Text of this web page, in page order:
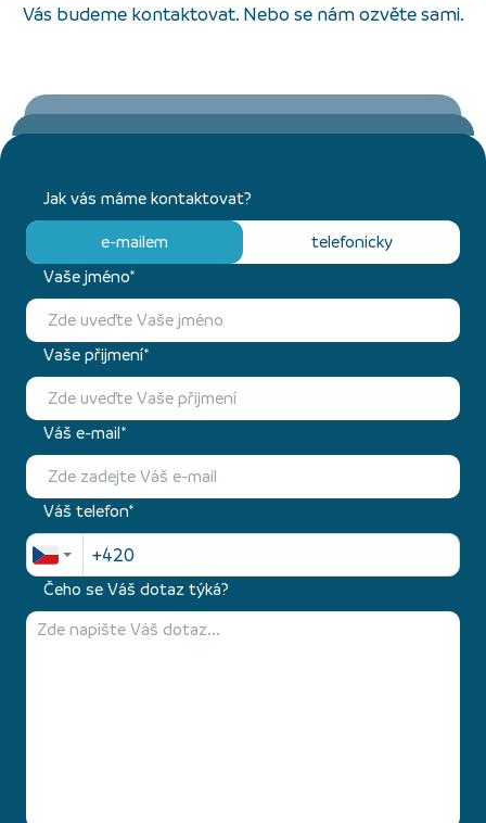
Vás budeme kontaktovat. Nebo se nám ozvěte sami.
Jak vás máme kontaktovat?
e-mailem
telefonicky
Vaše jméno*
Vaše přijmení*
Váš e-mail*
Váš telefon*
Čeho se Váš dotaz týká?